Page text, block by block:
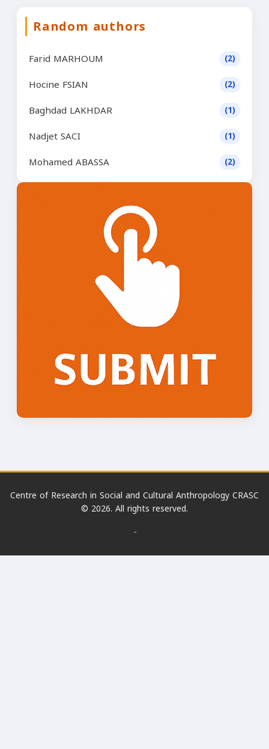
Random authors
Farid MARHOUM (2)
Hocine FSIAN (2)
Baghdad LAKHDAR (1)
Nadjet SACI (1)
Mohamed ABASSA (2)
Centre of Research in Social and Cultural Anthropology CRASC
© 2026. All rights reserved.
-